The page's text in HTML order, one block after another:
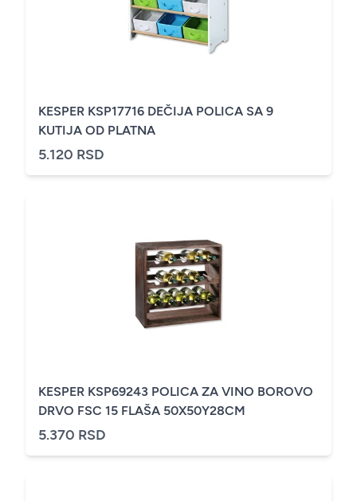
KESPER KSP17716 DEČIJA POLICA SA 9
KUTIJA OD PLATNA
5.120 RSD
KESPER KSP69243 POLICA ZA VINO BOROVO
DRVO FSC 15 FLAŠA 50X50Y28CM
5.370 RSD